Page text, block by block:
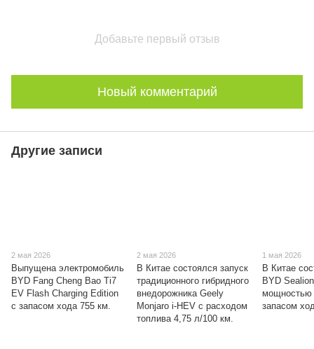
Добавьте первый отзыв
Новый комментарий
Другие записи
2 мая 2026
Выпущена электромобиль
BYD Fang Cheng Bao Ti7
EV Flash Charging Edition
с запасом хода 755 км.
2 мая 2026
В Китае состоялся запуск
традиционного гибридного
внедорожника Geely
Monjaro i-HEV с расходом
топлива 4,75 л/100 км.
1 мая 2026
В Китае
BYD
мощностью
запасом